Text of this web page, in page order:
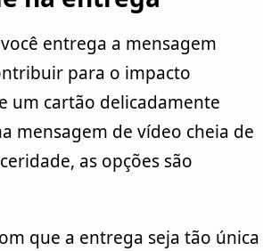
entrega a mensagem
para o impacto
um cartão delicadamente
mensagem de vídeo cheia de
as opções são
que a entrega seja tão única